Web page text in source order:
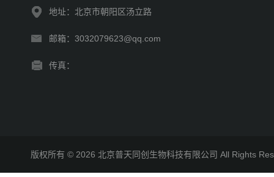
地址：北京市朝阳区汤立路
邮箱：3032079623@qq.com
传真：
版权所有 © 2026 北京普天同创生物科技有限公司 All Rights